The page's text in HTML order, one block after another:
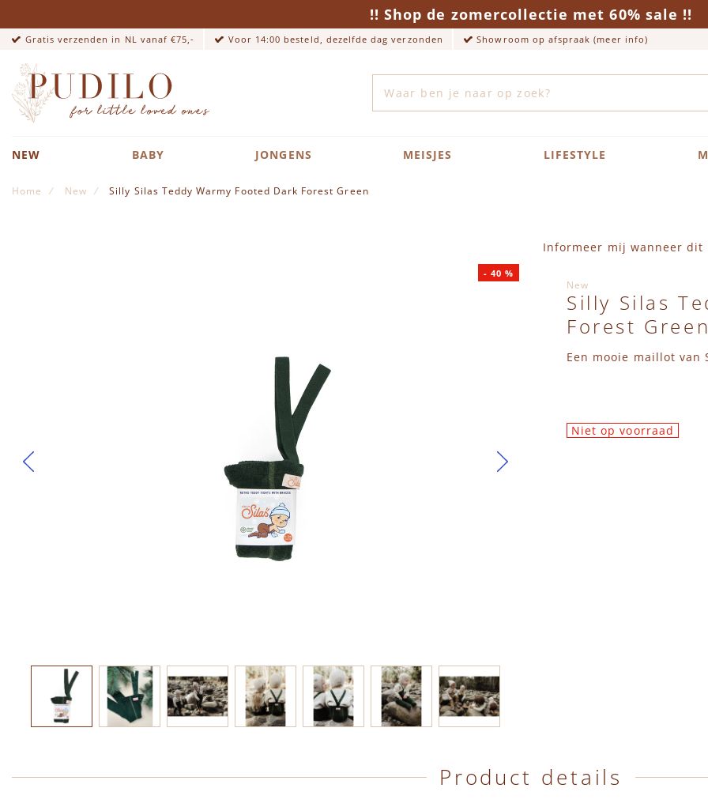
!! Shop de zomercollectie met 60% sale !!
Gratis verzenden in NL vanaf €75,- Voor 14:00 besteld, dezelfde dag verzonden Showroom op afspraak (meer info)
NEW BABY JONGENS MEISJES LIFESTYLE
Home New Silly Silas Teddy Warmy Footed Dark Forest Green
- 40 %
Informeer mij wanneer dit
New
Silly Silas
Forest Green
Een mooie maillot van
Niet op voorraad
Product details